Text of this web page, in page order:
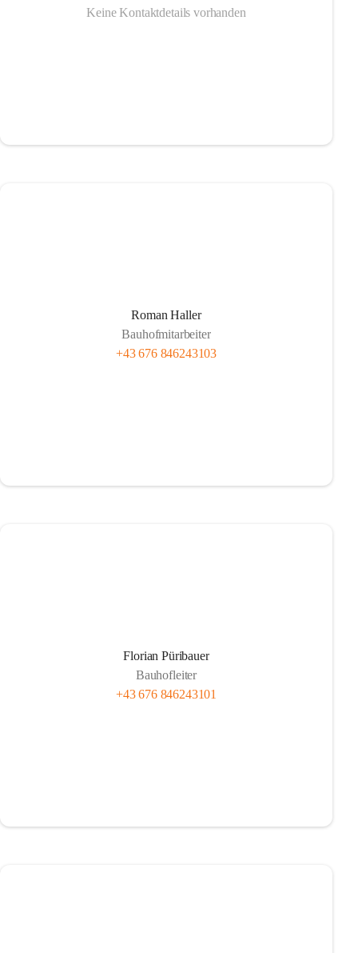
Keine Kontaktdetails vorhanden
Roman Haller
Bauhofmitarbeiter
+43 676 846243103
Florian Püribauer
Bauhofleiter
+43 676 846243101